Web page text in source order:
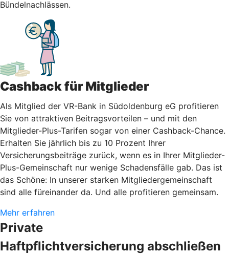
Bündelnachlässen.
Cashback für Mitglieder
Als Mitglied der VR-Bank in Südoldenburg eG profitieren
Sie von attraktiven Beitragsvorteilen – und mit den
Mitglieder-Plus-Tarifen sogar von einer Cashback-Chance.
Erhalten Sie jährlich bis zu 10 Prozent Ihrer
Versicherungsbeiträge zurück, wenn es in Ihrer Mitglieder-
Plus-Gemeinschaft nur wenige Schadensfälle gab. Das ist
das Schöne: In unserer starken Mitgliedergemeinschaft
sind alle füreinander da. Und alle profitieren gemeinsam.
Mehr erfahren
Private
Haftpflichtversicherung abschließen